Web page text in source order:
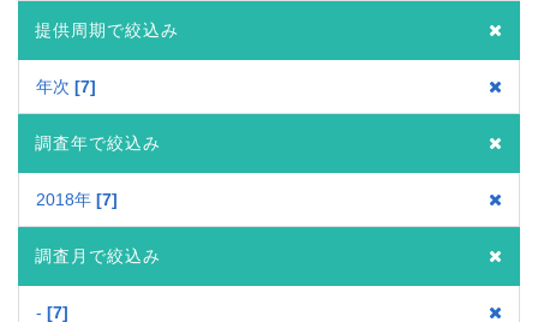
提供周期で絞込み
年次 7
調査年で絞込み
2018年 7
調査月で絞込み
- 7